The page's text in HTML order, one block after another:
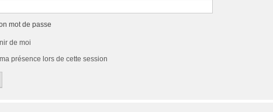
mot de passe
de moi
présence lors de cette session